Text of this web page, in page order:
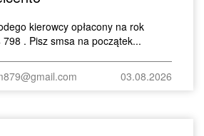
kierowcy opłacony na rok
. Pisz smsa na początek...
03.08.2026